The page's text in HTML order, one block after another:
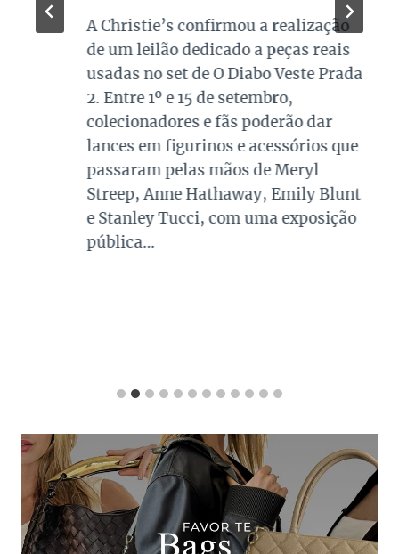
A Christie’s confirmou a realização
de um leilão dedicado a peças reais
usadas no set de O Diabo Veste Prada
2. Entre 1º e 15 de setembro,
colecionadores e fãs poderão dar
lances em figurinos e acessórios que
passaram pelas mãos de Meryl
Streep, Anne Hathaway, Emily Blunt
e Stanley Tucci, com uma exposição
pública…